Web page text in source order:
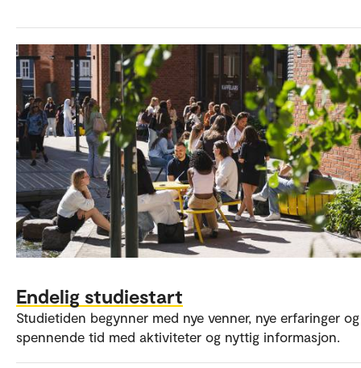
Endelig studiestart
Studietiden begynner med nye venner, nye erfaringer
spennende tid med aktiviteter og nyttig informasjon.